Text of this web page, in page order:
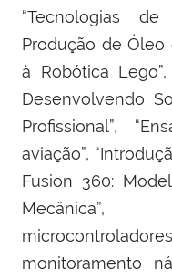
“Tecnologias
Produção de Óleo
à Robótica
Desenvolvendo
Profissional”,
aviação”,
Fusion 360:
Mecânica”,
monitoramento